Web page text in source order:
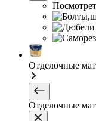
Отделочные
Отделочные